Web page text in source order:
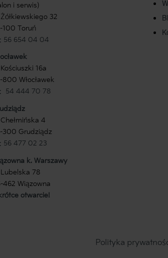
i serwis)
32
100 Toruń
56 654 04 04
16a
800 Włocławek
54 444 70 78
4
300 Grudziądz
56 477 02 23
k. Warszawy
Lubelska 78
462 Wiązowna
otwarcie!
Polityka